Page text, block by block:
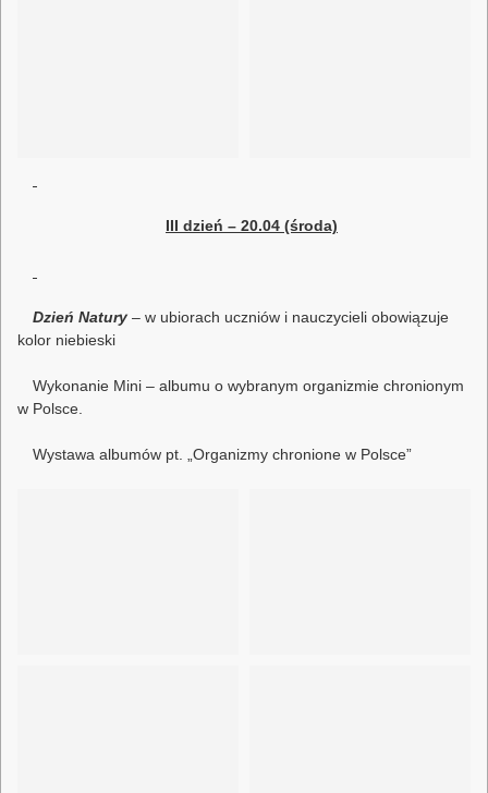
III dzień – 20.04 (środa)
Dzień Natury – w ubiorach uczniów i nauczycieli obowiązuje
kolor niebieski
Wykonanie Mini – albumu o wybranym organizmie chronionym
w Polsce.
Wystawa albumów pt. „Organizmy chronione w Polsce”